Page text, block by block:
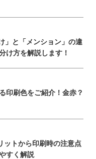
」と「メンション」の違
け方を解説します！
印刷色をご紹介！金赤？
ットから印刷時の注意点
すく解説